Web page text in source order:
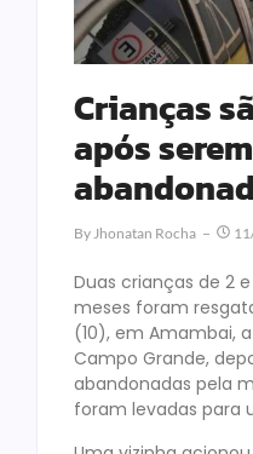
Crianças
após serem
ByJhonatan Rocha
Duas crianças de 2
meses foram
(10), em Amambai,
Campo Grande,
abandonadas pela
foram levadas para